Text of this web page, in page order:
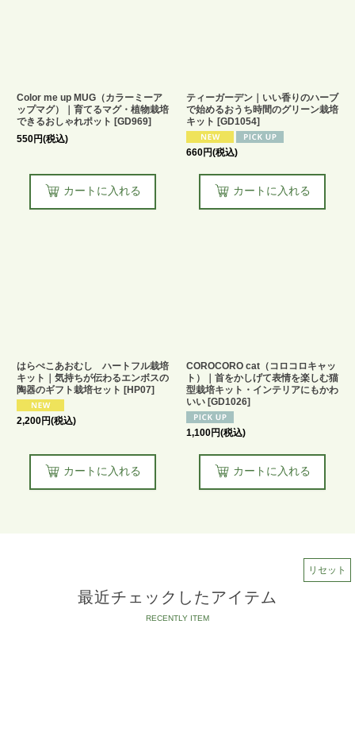
Color me up MUG（カラーミーア
ップマグ）｜育てるマグ・植物栽培
できるおしゃれポット [GD969]
550円(税込)
カートに入れる
ティーガーデン｜いい香りのハーブ
で始めるおうち時間のグリーン栽培
キット [GD1054]
660円(税込)
カートに入れる
はらぺこあおむし ハートフル栽培
キット｜気持ちが伝わるエンボスの
陶器のギフト栽培セット [HP07]
2,200円(税込)
カートに入れる
COROCORO cat（コロコロキャッ
ト）｜首をかしげて表情を楽しむ猫
型栽培キット・インテリアにもかわ
いい [GD1026]
1,100円(税込)
カートに入れる
最近チェックしたアイテム
リセット